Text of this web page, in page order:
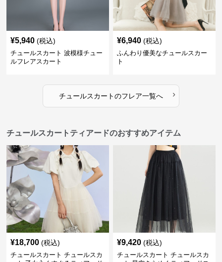
¥5,940 (税込)
チュールスカート 波模様チュー
ルフレアスカート
¥6,940 (税込)
ふんわり優美なチュールスカー
ト
チュールスカートのフレア一覧へ ›
チュールスカートティアードのおすすめアイテム
¥18,700 (税込)
チュールスカート チュールスカ
¥9,420 (税込)
チュールスカート チュールスカ